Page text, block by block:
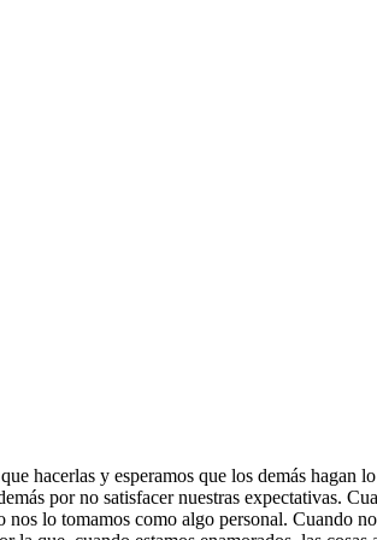
hacerlas y esperamos que los demás hagan
por no satisfacer nuestras expectativas.
lo tomamos como algo personal. Cuando